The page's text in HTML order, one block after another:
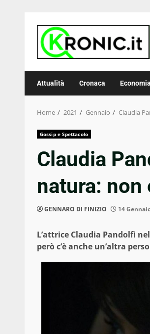
content
Attualità Cronaca Economia
Home 2021 Gennaio Claudia
Gossip e Spettacolo
Claudia
natura: non
GENNARO DI FINIZIO 14
L’attrice Claudia Pandolfi
però c’è anche un’altra